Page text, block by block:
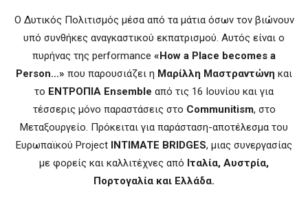
Ο Δυτικός Πολιτισμός μέσα από τα μάτια όσων τον βιώνουν
υπό συνθήκες αναγκαστικού εκπατρισμού. Αυτός είναι ο
πυρήνας της performance «How a Place becomes a
Person…» που παρουσιάζει η Μαρίλλη Μαστραντώνη και
το ΕΝΤΡΟΠΙΑ Ensemble από τις 16 Ιουνίου και για
τέσσερις μόνο παραστάσεις στο Communitism, στο
Μεταξουργείο. Πρόκειται για παράσταση-αποτέλεσμα του
Ευρωπαϊκού Project INTIMATE BRIDGES, μιας συνεργασίας
με φορείς και καλλιτέχνες από Ιταλία, Αυστρία,
Πορτογαλία και Ελλάδα.